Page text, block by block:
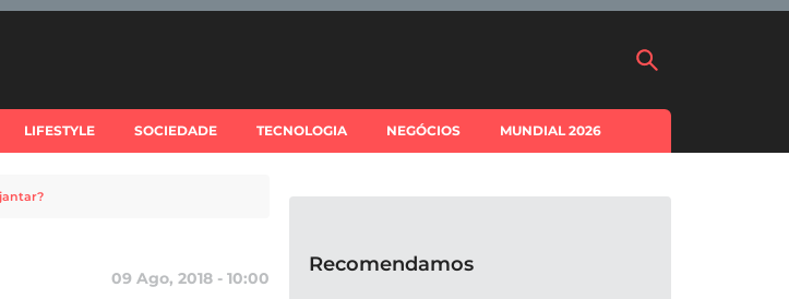
LIFESTYLE SOCIEDADE TECNOLOGIA NEGÓCIOS MUNDIAL 2026
09 Ago, 2018 - 10:00
Recomendamos